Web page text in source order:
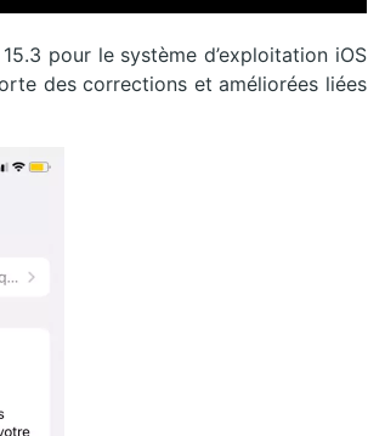
pour le système d’exploitation iOS
des corrections et améliorées liées